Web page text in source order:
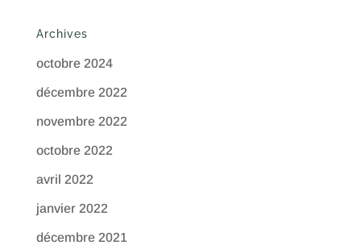
Archives
octobre 2024
décembre 2022
novembre 2022
octobre 2022
avril 2022
janvier 2022
décembre 2021